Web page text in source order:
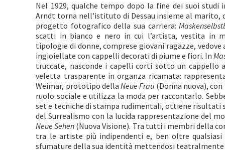
Nel 1929, qualche tempo dopo la fine dei suoi studi
Arndt torna nell’istituto di Dessau insieme al marito,
progetto fotografico della sua carriera:
scatti in bianco e nero in cui l’artista, vestita in
tipologie di donne, comprese giovani ragazze,
ingioiellate con cappelli decorati di piume e fiori. In
truccate, nasconde i capelli corti sotto un cappello
veletta trasparente in organza ricamata:
Weimar, prototipo dellaNeue Frau (Donna nuova),
ruolo sociale e utilizza la moda per raccontarlo.
set e tecniche di stampa rudimentali, ottiene risultati
del Surrealismo con la lucida rappresentazione del
Neue Sehen (Nuova Visione). Tra tutti i membri della
tra le artiste più indipendenti e, ben oltre
sfumature della sua identità mettendosi